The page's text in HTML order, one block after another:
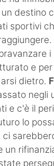
destino
sportivi
e
dietro.
negli
e c'è il
lo
ci
un